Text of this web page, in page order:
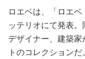
ロエベは、「ロエ
ッテリオにて発表
デザイナー、建築
トのコレクションだ。